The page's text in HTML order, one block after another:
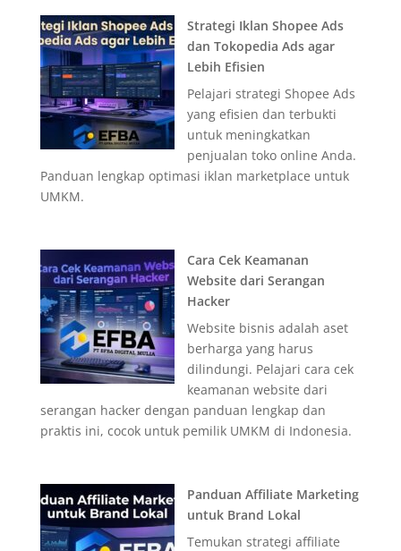
Strategi Iklan Shopee Ads
dan Tokopedia Ads agar
Lebih Efisien
Pelajari strategi Shopee Ads
yang efisien dan terbukti
untuk meningkatkan
penjualan toko online Anda.
Panduan lengkap optimasi iklan marketplace untuk
UMKM.
Cara Cek Keamanan
Website dari Serangan
Hacker
Website bisnis adalah aset
berharga yang harus
dilindungi. Pelajari cara cek
keamanan website dari
serangan hacker dengan panduan lengkap dan
praktis ini, cocok untuk pemilik UMKM di Indonesia.
Panduan Affiliate Marketing
untuk Brand Lokal
Temukan strategi affiliate